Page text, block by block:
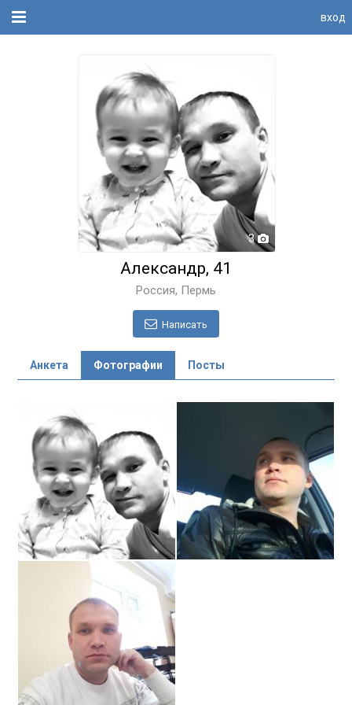
вход
3
Александр, 41
Россия, Пермь
Написать
Анкета Фотографии Посты